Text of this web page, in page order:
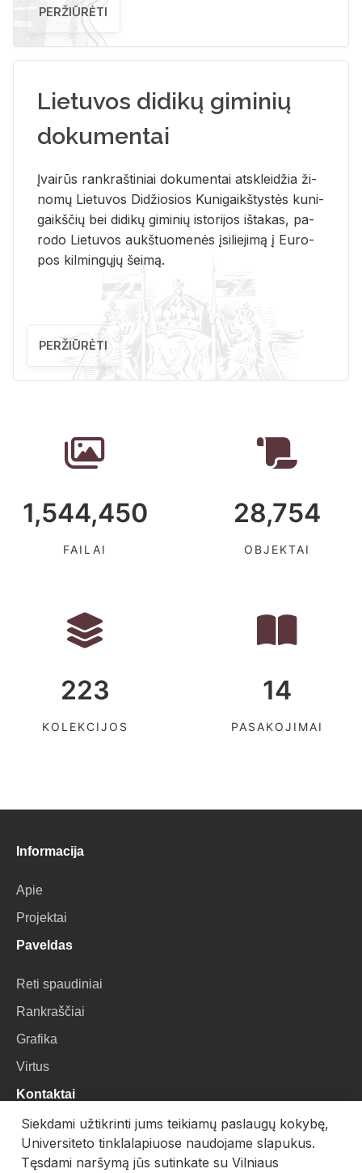
PERŽIŪRĖTI
Lietuvos didikų giminių
dokumentai
Įvai­rūs rank­raš­ti­niai do­ku­men­tai at­sklei­džia ži­
no­mų Lie­tu­vos Di­džio­sios Ku­ni­gaikš­tys­tės ku­ni­
gaikš­čių bei di­di­kų gi­mi­nių is­to­ri­jos iš­ta­kas, pa­
ro­do Lie­tu­vos aukš­tuo­me­nės įsi­lie­ji­mą į Eu­ro­
pos kil­min­gų­jų šei­mą.
PERŽIŪRĖTI
1,544,450
FAILAI
28,754
OBJEKTAI
223
KOLEKCIJOS
14
PASAKOJIMAI
Informacija
Apie
Projektai
Paveldas
Reti spaudiniai
Rankraščiai
Grafika
Virtus
Kontaktai
VU Biblioteka
Universiteto g. 3, LT-01122, Vilnius
Siekdami užtikrinti jums teikiamų paslaugų kokybę,
Universiteto tinklalapiuose naudojame slapukus.
Tęsdami naršymą jūs sutinkate su Vilniaus